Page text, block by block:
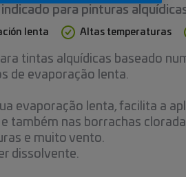
para pinturas
lenta Altas temperaturas
tintas alquídicas baseado
de evaporação lenta.
evaporação lenta, facilita a
também nas borrachas
e muito vento.
dissolvente.